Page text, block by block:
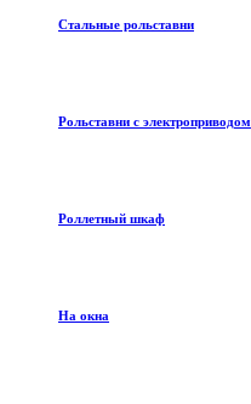
Стальные рольставни
Рольставни с электроприводом
Роллетный шкаф
На окна